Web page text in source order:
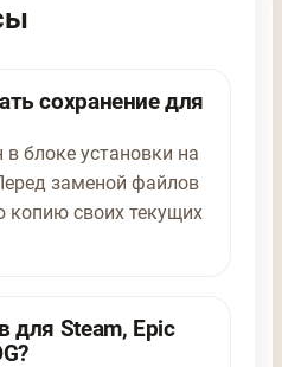
сохранение для
блоке установки на
заменой файлов
копию своих текущих
для Steam, Epic